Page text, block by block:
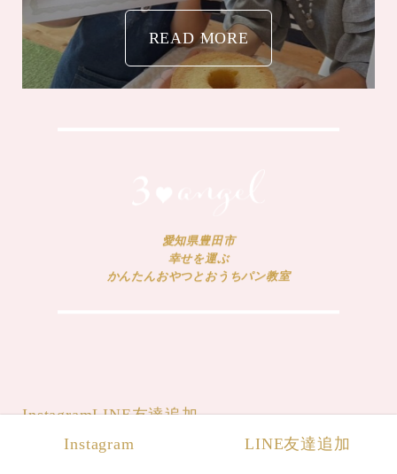
READ MORE
愛知県豊田市
幸せを運ぶ
かんたんおやつとおうちパン教室
InstagramLINE友達追加
Instagram LINE友達追加